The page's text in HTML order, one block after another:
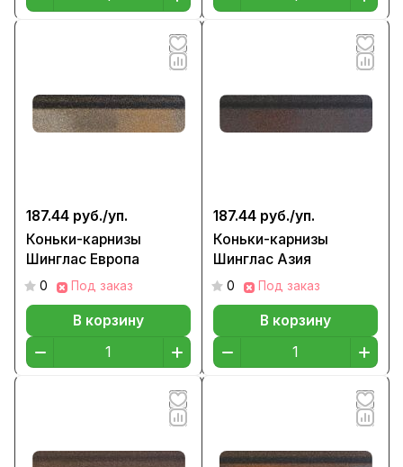
187.44 руб./уп.
Коньки-карнизы
Шинглас Европа
0 Под заказ
В корзину
187.44 руб./уп.
Коньки-карнизы
Шинглас Азия
0 Под заказ
В корзину